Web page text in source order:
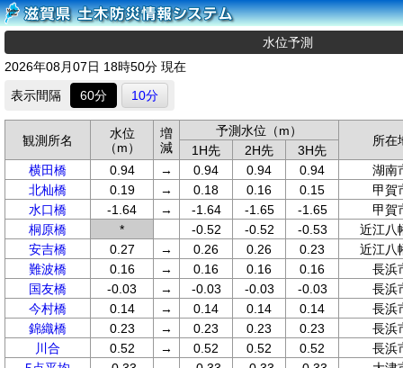
水位予測
2026年08月07日 18時50分 現在
表示間隔
60分 10分
観測所名
水位
（m）
増
減
予測水位（m）
所在
1H先 2H先
3H先
横田橋
0.94 → 0.94 0.94 0.94
湖南
北杣橋
0.19 → 0.18 0.16 0.15
甲賀
水口橋
-1.64 → -1.64 -1.65 -1.65
甲賀
桐原橋
* -0.52 -0.52 -0.53
近江八
安吉橋
0.27 → 0.26 0.26 0.23
近江八
難波橋
0.16 → 0.16 0.16 0.16
長浜
国友橋
-0.03 → -0.03 -0.03 -0.03
長浜
今村橋
0.14 → 0.14 0.14 0.14
長浜
錦織橋
0.23 → 0.23 0.23 0.23
長浜
川合
0.52 → 0.52 0.52 0.52
長浜